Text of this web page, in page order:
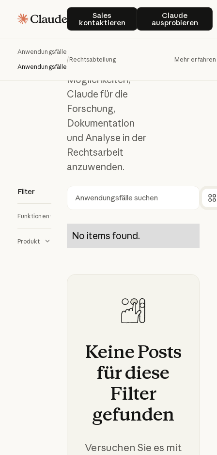
Sales
kontaktieren
Sales kontaktierenClaude
ausprobieren
Claude
Anwendungsfälle
Anwendungsfälle
/Rechtsabteilung Mehr erfahren
RechtsabteilungRechtsab
teilung
Entdecken Sie
Möglichkeiten,
Claude für die
Forschung,
Dokumentation
und Analyse in der
Rechtsarbeit
anzuwenden.
Filter
Funktionen
Produkt No items found.
KeinePosts
fürdiese
Filter
gefunden
Versuchen Sie es mit